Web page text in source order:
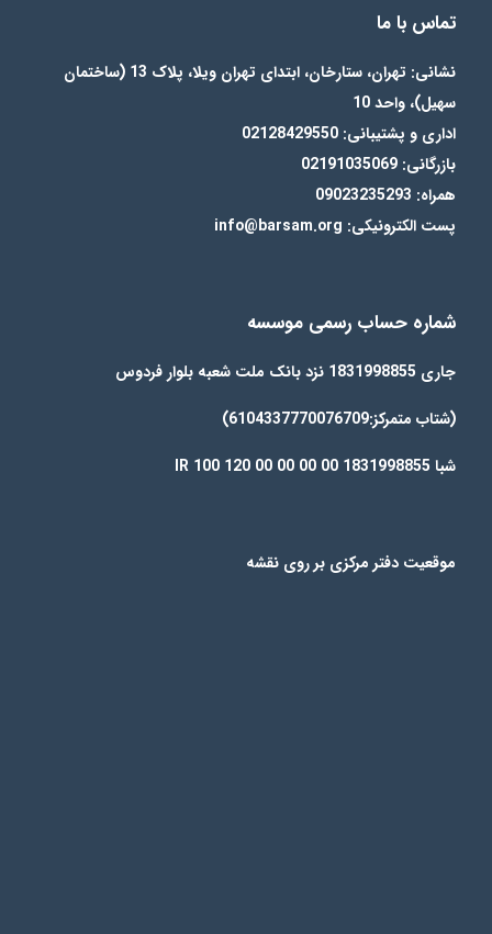
تماس با ما
نشانی: تهران، ستارخان، ابتدای تهران ویلا، پلاک 13 (ساختمان
سهیل)، واحد 10
اداری و پشتیبانی: 02128429550
بازرگانی: 02191035069
همراه: 09023235293
پست الکترونیکی: info@barsam.org
شماره حساب رسمی موسسه
جاری 1831998855 نزد بانک ملت شعبه بلوار فردوس
(شتاب متمرکز:6104337770076709)
شبا IR 100 120 00 00 00 00 1831998855
موقعیت دفتر مرکزی بر روی نقشه